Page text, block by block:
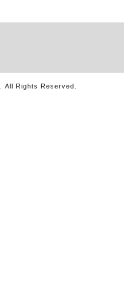
. All Rights Reserved.